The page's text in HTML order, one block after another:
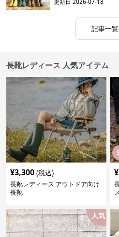
更新日2026-07-18
記事一
長靴レディース 人気アイテム
¥3,300 (税込)
長靴レディース アウトドア向け
長靴
¥
人気